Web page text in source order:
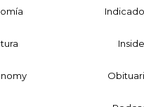
Inside